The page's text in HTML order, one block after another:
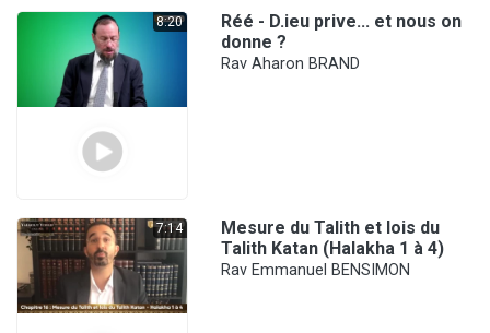
8:20
Réé - D.ieu prive... et nous on
donne ?
Rav Aharon BRAND
7:14
Mesure du Talith et lois du
Talith Katan (Halakha 1 à 4)
Rav Emmanuel BENSIMON